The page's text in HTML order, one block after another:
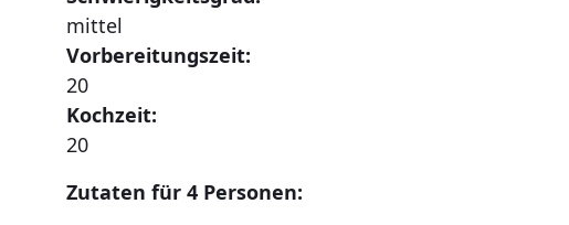
mittel
Vorbereitungszeit:
20
Kochzeit:
20
Zutaten für 4 Personen: